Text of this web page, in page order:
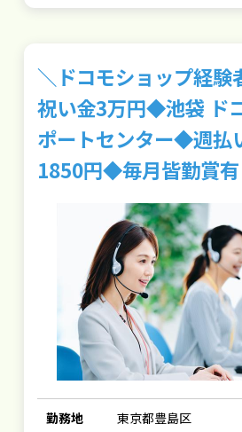
＼ドコモショップ経験
祝い金3万円◆池袋 ド
ポートセンター◆週
1850円◆毎月皆勤賞
勤務地 東京都豊島区